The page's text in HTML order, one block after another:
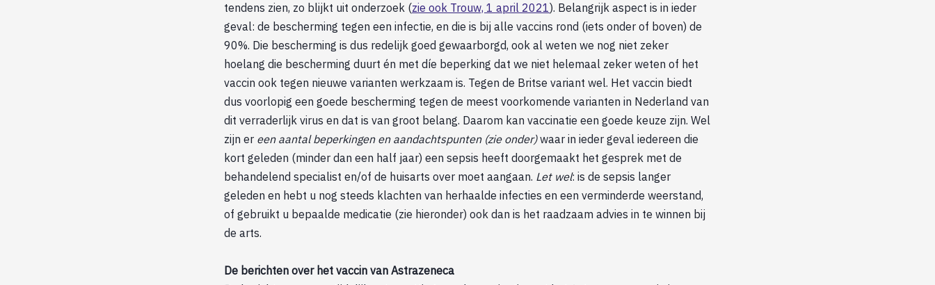
tendens zien, zo blijkt uit onderzoek (zie ook Trouw, 1 april 2021). Belangrijk aspect is in ieder
geval: de bescherming tegen een infectie, en die is bij alle vaccins rond (iets onder of boven) de
90%. Die bescherming is dus redelijk goed gewaarborgd, ook al weten we nog niet zeker
hoelang die bescherming duurt én met díe beperking dat we niet helemaal zeker weten of het
vaccin ook tegen nieuwe varianten werkzaam is. Tegen de Britse variant wel. Het vaccin biedt
dus voorlopig een goede bescherming tegen de meest voorkomende varianten in Nederland van
dit verraderlijk virus en dat is van groot belang. Daarom kan vaccinatie een goede keuze zijn. Wel
zijn er een aantal beperkingen en aandachtspunten (zie onder)waar in ieder geval iedereen die
kort geleden (minder dan een half jaar) een sepsis heeft doorgemaakt het gesprek met de
behandelend specialist en/of de huisarts over moet aangaan. Let wel: is de sepsis langer
geleden en hebt u nog steeds klachten van herhaalde infecties en een verminderde weerstand,
of gebruikt u bepaalde medicatie (zie hieronder) ook dan is het raadzaam advies in te winnen bij
de arts.
De berichten over het vaccin van Astrazeneca